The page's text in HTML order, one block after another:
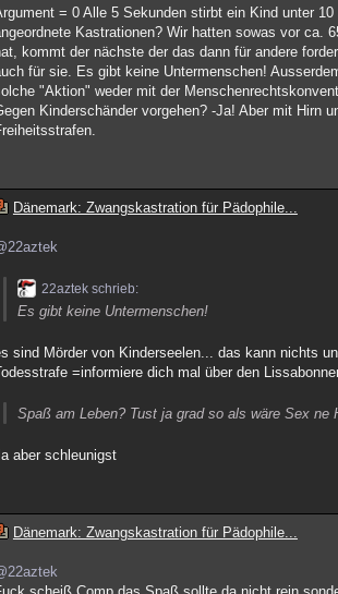
= 0 Alle 5 Sekunden stirbt ein Kind unter
Kastrationen? Wir hatten sowas vor ca.
kommt der nächste der das dann für andere
für sie. Es gibt keine Untermenschen!
"Aktion" weder mit der
Kinderschänder vorgehen? -Ja! Aber mit Hirn
Dänemark: Zwangskastration für Pädophile...
22aztek schrieb:
Es gibt keine Untermenschen!
sind Mörder von Kinderseelen... das kann nichts
=informiere dich mal über den
Spaß am Leben? Tust ja grad so als wäre Sex ne
aber schleunigst
Dänemark: Zwangskastration für Pädophile...